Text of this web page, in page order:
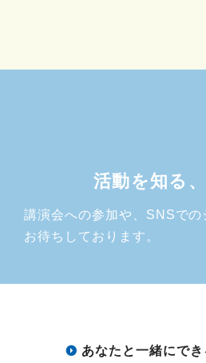
活動を知る
講演会への参加や、SNSでの
お待ちしております。
あなたと一緒にでき